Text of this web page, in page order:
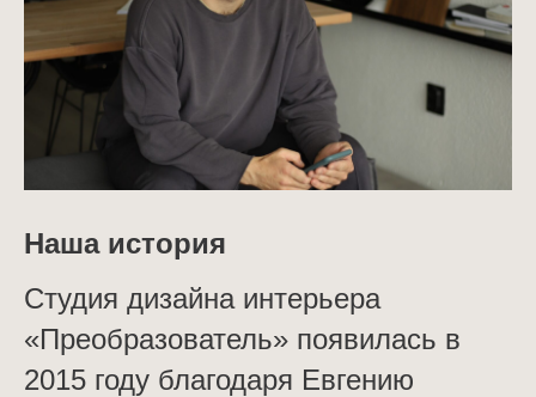
Наша история
Студия дизайна интерьера
«Преобразователь» появилась в
2015 году благодаря Евгению